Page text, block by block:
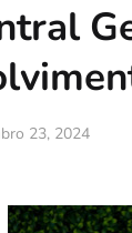
23, 2024